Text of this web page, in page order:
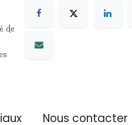
de
Nous contacter